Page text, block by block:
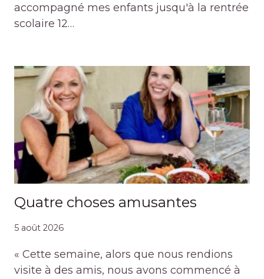
accompagné mes enfants jusqu'à la rentrée
scolaire 12…
Quatre choses amusantes
5 août 2026
« Cette semaine, alors que nous rendions
visite à des amis, nous avons commencé à